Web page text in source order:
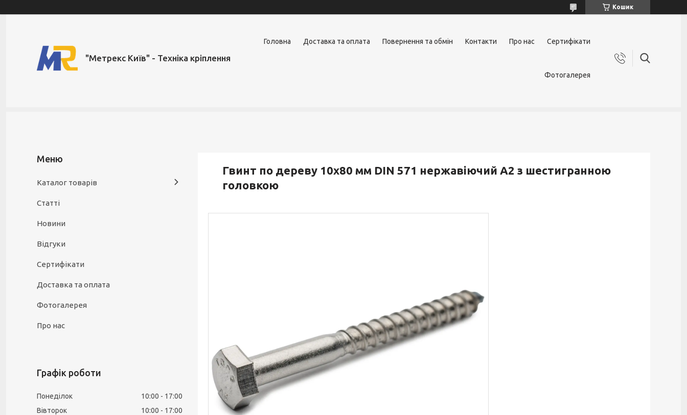
Кошик
"Метрекс Київ" - Техніка кріплення
Головна Доставка та оплата Повернення та обмін Контакти Про нас Сертифікати
Фотогалерея
Гвинт по дереву 10х80 мм DIN 571 нержавіючий А2 з шестигранною
головкою
Каталог товарів
Статті
Новини
Відгуки
Сертифікати
Доставка та оплата
Фотогалерея
Про нас
Графік роботи
Понеділок 10:00
17:00
Вівторок
10:00
17:00